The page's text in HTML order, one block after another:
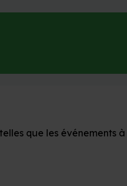
que les événements à